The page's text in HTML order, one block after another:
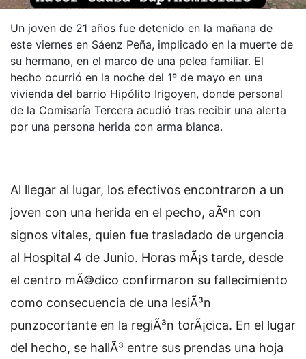
Un joven de 21 años fue detenido en la mañana de
este viernes en Sáenz Peña, implicado en la muerte de
su hermano, en el marco de una pelea familiar. El
hecho ocurrió en la noche del 1º de mayo en una
vivienda del barrio Hipólito Irigoyen, donde personal
de la Comisaría Tercera acudió tras recibir una alerta
por una persona herida con arma blanca.
Al llegar al lugar, los efectivos encontraron a un
joven con una herida en el pecho, aÃºn con
signos vitales, quien fue trasladado de urgencia
al Hospital 4 de Junio. Horas mÃ¡s tarde, desde
el centro mÃ©dico confirmaron su fallecimiento
como consecuencia de una lesiÃ³n
punzocortante en la regiÃ³n torÃ¡cica. En el lugar
del hecho, se hallÃ³ entre sus prendas una hoja